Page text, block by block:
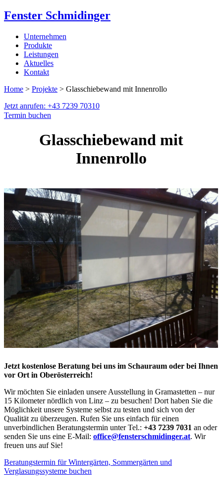
Fenster Schmidinger
Unternehmen
Produkte
Leistungen
Aktuelles
Kontakt
Home > Projekte > Glasschiebewand mit Innenrollo
Jetzt anrufen: +43 7239 70310
Termin buchen
Glasschiebewand mit
Innenrollo
Jetzt kostenlose Beratung bei uns im Schauraum oder bei Ihnen
vor Ort in Oberösterreich!
Wir möchten Sie einladen unsere Ausstellung in Gramastetten – nur
15 Kilometer nördlich von Linz – zu besuchen! Dort haben Sie die
Möglichkeit unsere Systeme selbst zu testen und sich von der
Qualität zu überzeugen. Rufen Sie uns einfach für einen
unverbindlichen Beratungstermin unter Tel.: +43 7239 7031 an oder
senden Sie uns eine E-Mail: office@fensterschmidinger.at. Wir
freuen uns auf Sie!
Beratungstermin für Wintergärten, Sommergärten und
Verglasungssysteme buchen